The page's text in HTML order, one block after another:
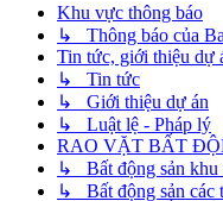
Khu vực thông báo
↳ Thông báo của
Tin tức, giới thiệu dự
↳ Tin tức
↳ Giới thiệu dự án
↳ Luật lệ - Pháp lý
RAO VẶT BẤT
↳ Bất động sản khu
↳ Bất động sản các